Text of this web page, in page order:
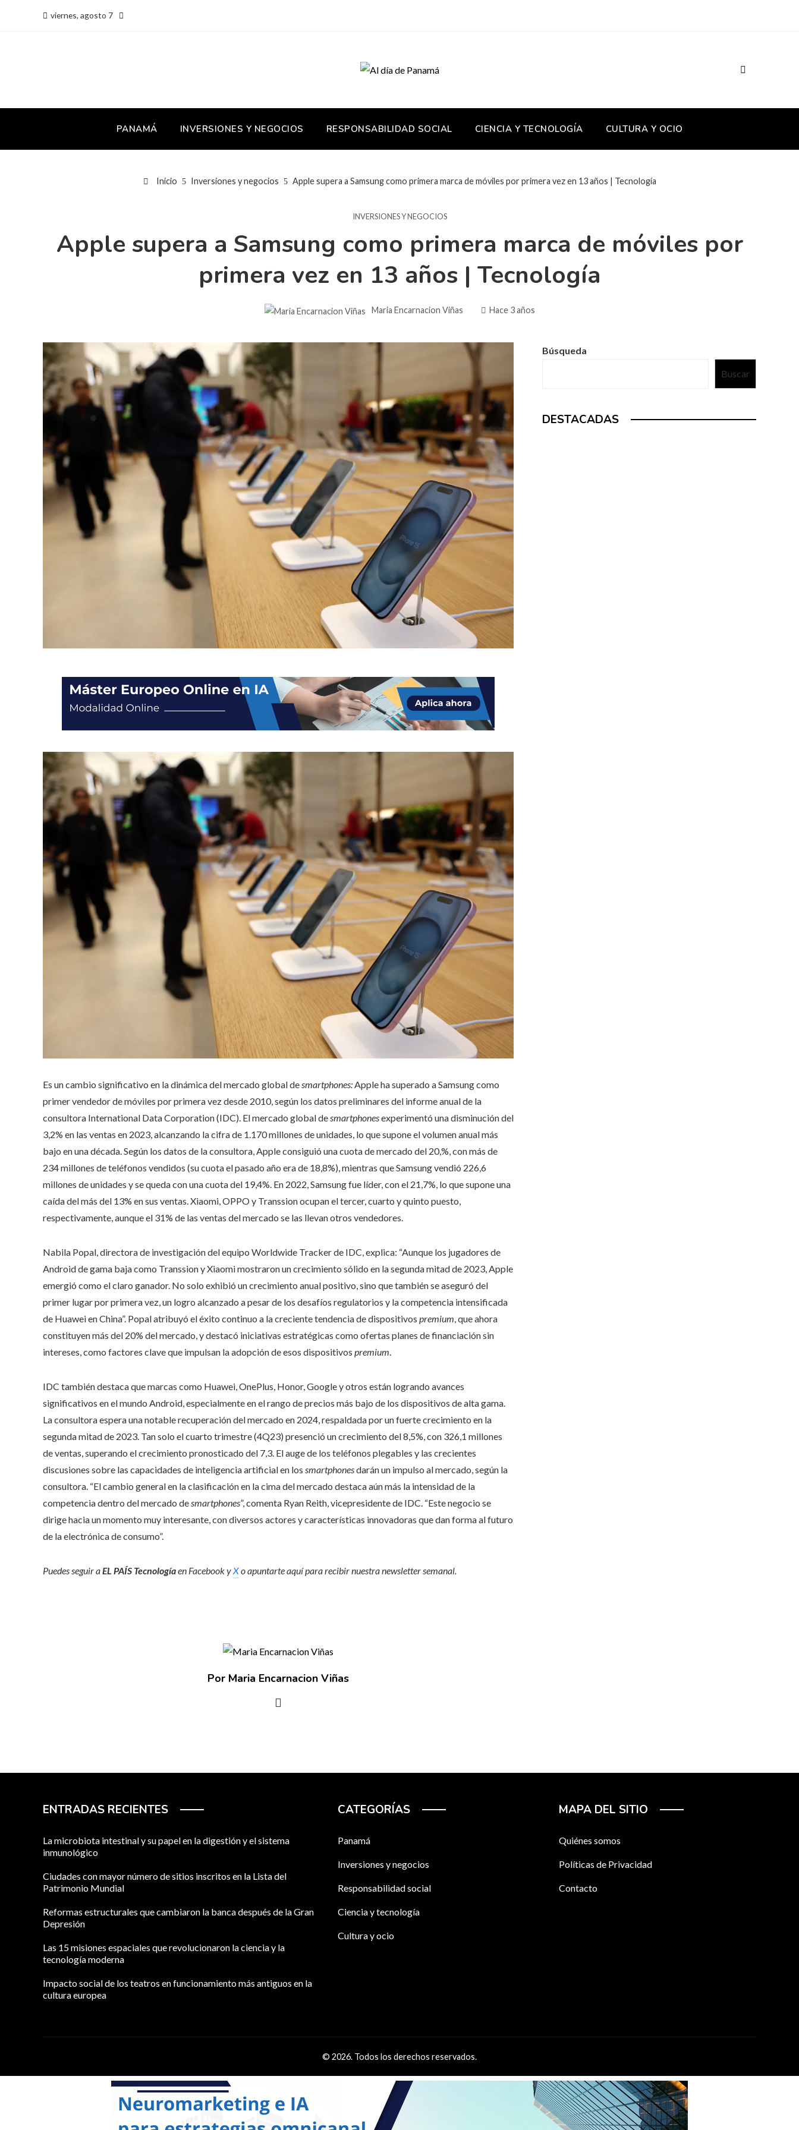
viernes, agosto 7
PANAMÁ INVERSIONES Y NEGOCIOS RESPONSABILIDAD SOCIAL CIENCIA Y TECNOLOGÍA CULTURA Y OCIO
Inicio Inversiones y negocios Apple supera a Samsung como primera marca de móviles por primera vez en 13 años | Tecnología
INVERSIONES Y NEGOCIOS
Apple supera a Samsung como primera marca de móviles por
primera vez en 13 años | Tecnología
Maria Encarnacion Viñas Hace 3 años
Es un cambio significativo en la dinámica del mercado global de smartphones: Apple ha superado a Samsung como
primer vendedor de móviles por primera vez desde 2010, según los datos preliminares del informe anual de la
consultora International Data Corporation (IDC). El mercado global de smartphonesexperimentó una disminución del
3,2% en las ventas en 2023, alcanzando la cifra de 1.170 millones de unidades, lo que supone el volumen anual más
bajo en una década. Según los datos de la consultora, Apple consiguió una cuota de mercado del 20,%, con más de
234 millones de teléfonos vendidos (su cuota el pasado año era de 18,8%), mientras que Samsung vendió 226,6
millones de unidades y se queda con una cuota del 19,4%. En 2022, Samsung fue líder, con el 21,7%, lo que supone una
caída del más del 13% en sus ventas. Xiaomi, OPPO y Transsion ocupan el tercer, cuarto y quinto puesto,
respectivamente, aunque el 31% de las ventas del mercado se las llevan otros vendedores.
Nabila Popal, directora de investigación del equipo Worldwide Tracker de IDC, explica: “Aunque los jugadores de
Android de gama baja como Transsion y Xiaomi mostraron un crecimiento sólido en la segunda mitad de 2023, Apple
emergió como el claro ganador. No solo exhibió un crecimiento anual positivo, sino que también se aseguró del
primer lugar por primera vez, un logro alcanzado a pesar de los desafíos regulatorios y la competencia intensificada
de Huawei en China”. Popal atribuyó el éxito continuo a la creciente tendencia de dispositivos premium , que ahora
constituyen más del 20% del mercado, y destacó iniciativas estratégicas como ofertas planes de financiación sin
intereses, como factores clave que impulsan la adopción de esos dispositivos premium
IDC también destaca que marcas como Huawei, OnePlus, Honor, Google y otros están logrando avances
significativos en el mundo Android, especialmente en el rango de precios más bajo de los dispositivos de alta gama.
La consultora espera una notable recuperación del mercado en 2024, respaldada por un fuerte crecimiento en la
segunda mitad de 2023. Tan solo el cuarto trimestre (4Q23) presenció un crecimiento del 8,5%, con 326,1 millones
de ventas, superando el crecimiento pronosticado del 7,3. El auge de los teléfonos plegables y las crecientes
discusiones sobre las capacidades de inteligencia artificial en los smartphonesdarán un impulso al mercado, según la
consultora. “El cambio general en la clasificación en la cima del mercado destaca aún más la intensidad de la
competencia dentro del mercado de smartphones”, comenta Ryan Reith, vicepresidente de IDC. “Este negocio se
dirige hacia un momento muy interesante, con diversos actores y características innovadoras que dan forma al futuro
de la electrónica de consumo”.
Puedes seguir aEL PAÍS Tecnologíaen Facebooky Xo apuntarte aquí para recibir nuestranewsletter semanal
Por Maria Encarnacion Viñas
Búsqueda
Buscar
DESTACADAS
ENTRADAS RECIENTES
La microbiota intestinal y su papel en la digestión y el sistema
inmunológico
Ciudades con mayor número de sitios inscritos en la Lista del
Patrimonio Mundial
Reformas estructurales que cambiaron la banca después de la Gran
Depresión
Las 15 misiones espaciales que revolucionaron la ciencia y la
tecnología moderna
Impacto social de los teatros en funcionamiento más antiguos en la
cultura europea
CATEGORÍAS
Panamá
Inversiones y negocios
Responsabilidad social
Ciencia y tecnología
Cultura y ocio
MAPA DEL SITIO
Quiénes somos
Políticas de Privacidad
Contacto
© 2026. Todos los derechos reservados.